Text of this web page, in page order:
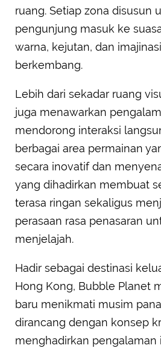
ruang. Setiap zona disusun
pengunjung masuk ke
warna, kejutan, dan
berkembang.
Lebih dari sekadar ruang
juga menawarkan
mendorong interaksi
berbagai area permainan
secara inovatif dan
yang dihadirkan membuat
terasa ringan sekaligus
perasaan rasa penasaran
menjelajah.
Hadir sebagai destinasi
Hong Kong, Bubble Planet
baru menikmati musim
dirancang dengan konsep
menghadirkan pengalaman